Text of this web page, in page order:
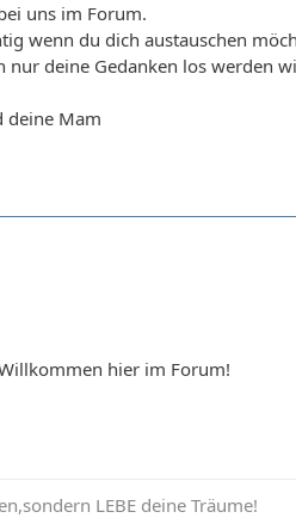
uns im Forum.
wenn du dich austauschen
nur deine Gedanken los werden
deine Mam
hier im Forum!
LEBE deine Träume!